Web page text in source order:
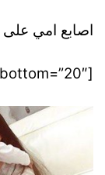
اصابع امي
[divider style=”solid” top=”20″ bottom=”20″]